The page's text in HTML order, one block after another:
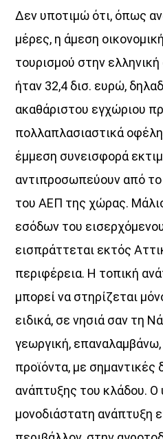
ΤONIGHT RADIO
22:00
24:00
Δεν υποτιμώ ότι, όπως
μέρες, η άμεση
τουρισμού στην ελληνική
ήταν 32,4 δισ. ευρώ,
ακαθάριστου εγχώριου
πολλαπλασιαστικά
έμμεση συνεισφορά
αντιπροσωπεύουν από το
του ΑΕΠ της χώρας.
εσόδων του
εισπράττεται εκτός
περιφέρεια. Η τοπική
μπορεί να στηρίζεται
ειδικά, σε νησιά σαν τη
γεωργική,
προϊόντα, με σημαντικές
ανάπτυξης του κλάδου. Ο
μονοδιάστατη ανάπτυξη